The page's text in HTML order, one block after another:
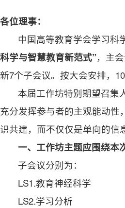
各位理事：
中国高等教育学会学习科
科学与智慧教育新范式”，主
新7个子会议。按大会安排，
本届工作坊特别期望召集
充分发挥参与者的主观能动
识共建，而不仅仅是单向的信
一、工作坊主题应围绕本
子会议分别为：
LS1.教育神经科学
LS2.学习分析